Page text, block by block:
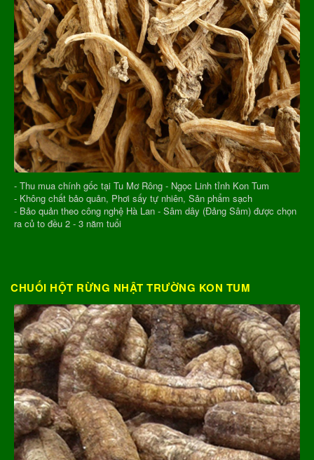
- Thu mua chính gốc tại Tu Mơ Rông - Ngọc Linh tỉnh Kon Tum
- Không chất bảo quản, Phơi sấy tự nhiên, Sản phẩm sạch
- Bảo quản theo công nghệ Hà Lan - Sâm dây (Đảng Sâm) được chọn
ra củ to đều 2 - 3 năm tuổi
CHUỐI HỘT RỪNG NHẬT TRƯỜNG KON TUM